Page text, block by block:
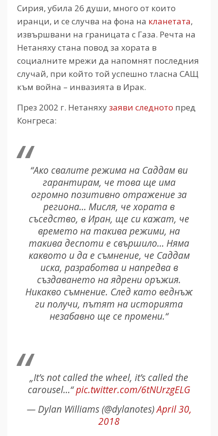
Сирия, убила 26 души, много от които
иранци, и се случва на фона на кланетата,
извършвани на границата с Газа. Речта на
Нетаняху стана повод за хората в
социалните мрежи да напомнят последния
случай, при който той успешно тласна САЩ
към война – инвазията в Ирак.
През 2002 г. Нетаняхузаяви следното пред
Конгреса:
“Ако свалите режима на Саддам ви
гарантирам, че това ще има
огромно позитивно отражение за
региона… Мисля, че хората в
съседство, в Иран, ще си кажат, че
времето на такива режими, на
такива деспоти е свършило… Няма
каквото и да е съмнение, че Саддам
иска, разработва и напредва в
създаването на ядрени оръжия.
Никакво съмнение. След като веднъж
ги получи, пътят на историята
незабавно ще се промени.“
„It’s not called the wheel, it’s called the
carousel…“pic.twitter.com/6tNUrzgELG
— Dylan Williams (@dylanotes)April 30,
2018